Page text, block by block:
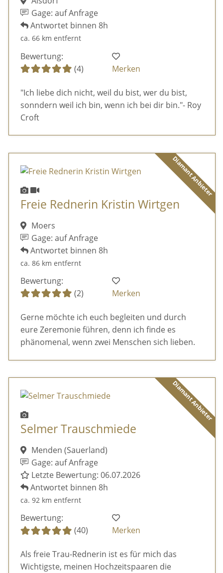
Gage: auf Anfrage
Antwortet binnen 8h
ca. 66 km entfernt
Bewertung:
(4)
Merken
"Ich liebe dich nicht, weil du bist, wer du bist,
sonndern weil ich bin, wenn ich bei dir bin."- Roy
Croft
Diamant Anbieter
Freie Rednerin Kristin Wirtgen
Moers
Gage: auf Anfrage
Antwortet binnen 8h
ca. 86 km entfernt
Bewertung:
(2)
Merken
Gerne möchte ich euch begleiten und durch
eure Zeremonie führen, denn ich finde es
phänomenal, wenn zwei Menschen sich lieben.
Diamant Anbieter
Selmer Trauschmiede
Menden (Sauerland)
Gage: auf Anfrage
Letzte Bewertung: 06.07.2026
Antwortet binnen 8h
ca. 92 km entfernt
Bewertung:
(40)
Merken
Als freie Trau-Rednerin ist es für mich das
Wichtigste, meinen Hochzeitspaaren die